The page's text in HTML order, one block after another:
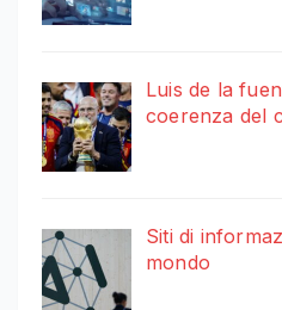
Luis de la
coerenza del
Siti di
mondo